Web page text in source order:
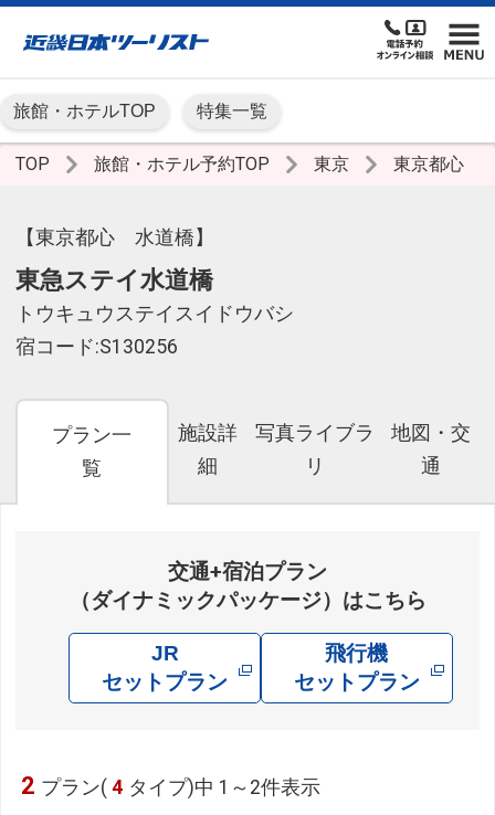
旅館・ホテルTOP 特集一覧
TOP 旅館・ホテル予約TOP 東京 東京都心
【東京都心 水道橋】
東急ステイ水道橋
トウキュウステイスイドウバシ
宿コード:S130256
プラン一
覧
施設詳
細
写真ライブラ
リ
地図・交
通
交通+宿泊プラン
（ダイナミックパッケージ）はこちら
JR
セットプラン
飛行機
セットプラン
2 プラン( 4 タイプ)中 1～2件表示